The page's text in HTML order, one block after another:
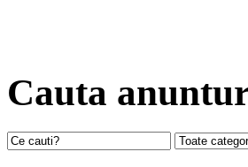
Cauta